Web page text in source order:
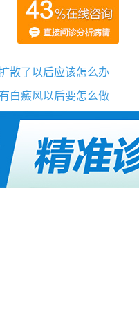
散了以后应该怎么办
白癜风以后要怎么做